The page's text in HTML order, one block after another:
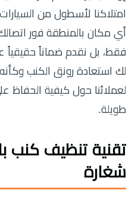
امتلاكنا لأسطول من
أي مكان بالمنطقة فور
فقط، بل نقدم ضماناً
لك استعادة رونق الكنب
لعملائنا حول كيفية الحفاظ
طويلة.
تقنية تنظيف كنب
شغارة